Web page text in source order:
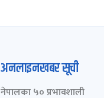
अनलाइनखबर सूची
नेपालका ५० प्रभावशाली